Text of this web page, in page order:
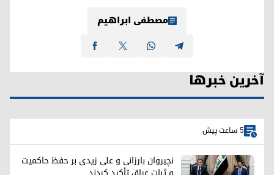
مصطفی ابراهیم
آخرین خبرها
5 ساعت پیش
نچیروان بارزانی و علی زیدی بر حفظ حاکمیت